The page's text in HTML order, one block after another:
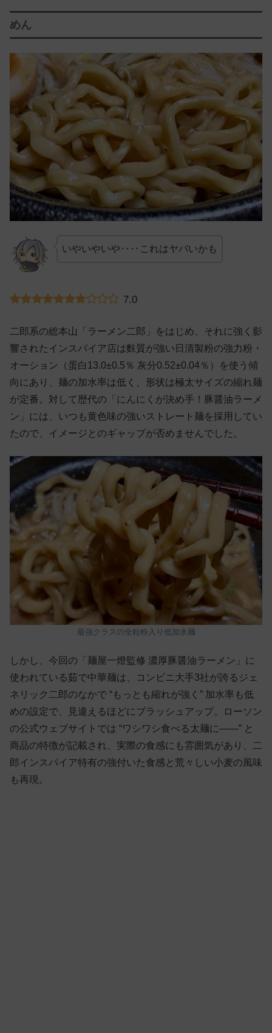
めん
いやいやいや‥‥これはヤバいかも
7.0
二郎系の総本山「ラーメン二郎」をはじめ、それに強く影
響されたインスパイア店は麩質が強い日清製粉の強力粉・
オーション（蛋白13.0±0.5％ 灰分0.52±0.04％）を使う傾
向にあり、麺の加水率は低く、形状は極太サイズの縮れ麺
が定番。対して歴代の「にんにくが決め手！豚醤油ラーメ
ン」には、いつも黄色味の強いストレート麺を採用してい
たので、イメージとのギャップが否めませんでした。
最強クラスの全粒粉入り低加水麺
しかし、今回の「麺屋一燈監修 濃厚豚醤油ラーメン」に
使われている茹で中華麺は、コンビニ大手3社が誇るジェ
ネリック二郎のなかで “もっとも縮れが強く” 加水率も低
めの設定で、見違えるほどにブラッシュアップ。ローソン
の公式ウェブサイトでは “ワシワシ食べる太麺に——” と
商品の特徴が記載され、実際の食感にも雰囲気があり、二
郎インスパイア特有の強付いた食感と荒々しい小麦の風味
も再現。